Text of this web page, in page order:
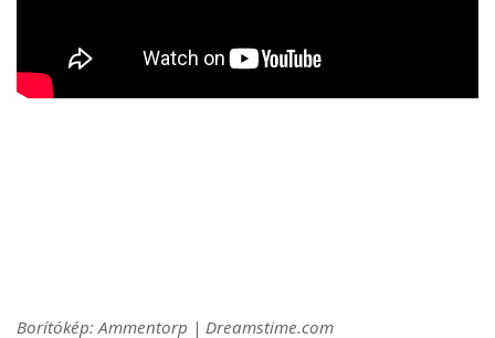
Borítókép: Ammentorp | Dreamstime.com